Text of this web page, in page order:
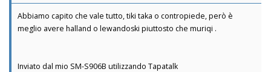
Abbiamo capito che vale tutto, tiki taka o contropiede, però è
meglio avere halland o lewandoski piuttosto che muriqi .
Inviato dal mio SM-S906B utilizzando Tapatalk